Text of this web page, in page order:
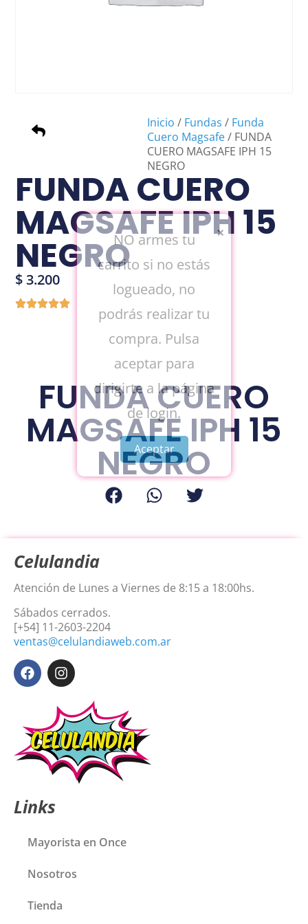
Inicio / Fundas / Funda
Cuero Magsafe/ FUNDA
CUERO MAGSAFE IPH 15
NEGRO
FUNDA CUERO
MAGSAFE IPH 15
NEGRO
$3.200
FUNDA CUERO
MAGSAFE IPH 15
NEGRO
Celulandia
Atención de Lunes a Viernes de 8:15 a 18:00hs.
Sábados cerrados.
[+54] 11-2603-2204
ventas@celulandiaweb.com.ar
Links
Mayorista en Once
Nosotros
Tienda
×
NO armes tu
carrito si no estás
logueado, no
podrás realizar tu
compra. Pulsa
aceptar para
dirigirte a la página
de login.
Aceptar